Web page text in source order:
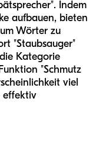
Indem
aufbauen, bieten
Wörter zu
"Staubsauger"
Kategorie
"Schmutz
viel
effektiv